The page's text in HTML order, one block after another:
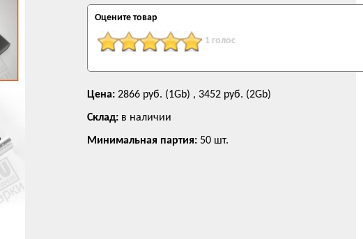
Оцените товар
1 голос
Цена: 2866 руб. (1Gb) , 3452 руб. (2Gb)
Склад: в наличии
Минимальная партия: 50 шт.